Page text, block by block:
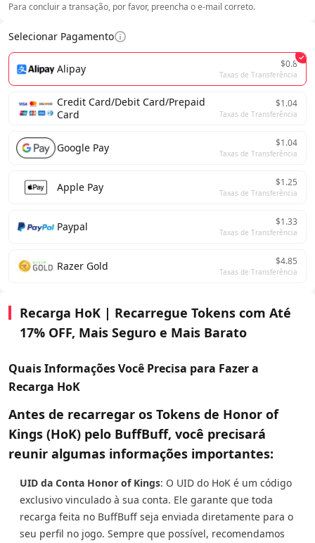
Para concluir a transação, por favor, preencha o e-mail correto.
Selecionar Pagamento
Alipay $0.8
Taxas de Transferência
Credit Card/Debit Card/Prepaid
Card
$1.04
Taxas de Transferência
Google Pay $1.04
Taxas de Transferência
Apple Pay $1.25
Taxas de Transferência
Paypal $1.33
Taxas de Transferência
Razer Gold $4.85
Taxas de Transferência
Recarga HoK | Recarregue Tokens com Até
17% OFF, Mais Seguro e Mais Barato
Quais Informações Você Precisa para Fazer a
Recarga HoK
Antes de recarregar os Tokens de Honor of
Kings (HoK) pelo BuffBuff, você precisará
reunir algumas informações importantes:
UID da Conta Honor of Kings: O UID do HoK é um código
exclusivo vinculado à sua conta. Ele garante que toda
recarga feita no BuffBuff seja enviada diretamente para o
seu perfil no jogo. Sempre que possível, recomendamos